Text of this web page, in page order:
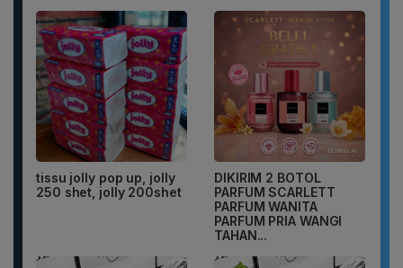
tissu jolly pop up, jolly
250 shet, jolly 200shet
DIKIRIM 2 BOTOL
PARFUM SCARLETT
PARFUM WANITA
PARFUM PRIA WANGI
TAHAN...